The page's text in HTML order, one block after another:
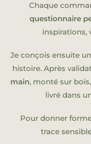
Chaque
questionnaire
inspirations,
Je conçois ensuite
histoire. Après
main, monté sur
livré dans
Pour donner
trace